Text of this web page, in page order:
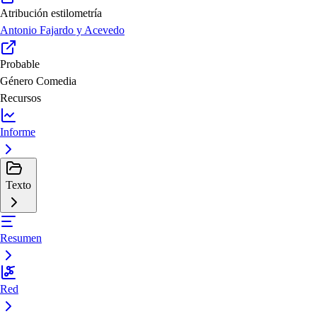
Atribución estilometría
Antonio Fajardo y Acevedo
Probable
Género Comedia
Recursos
Informe
Texto
Resumen
Red